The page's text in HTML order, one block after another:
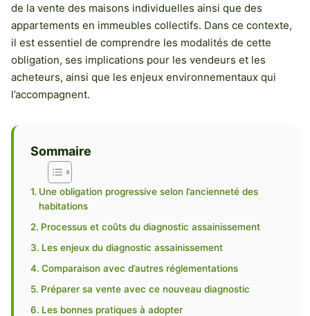
de la vente des maisons individuelles ainsi que des
appartements en immeubles collectifs. Dans ce contexte,
il est essentiel de comprendre les modalités de cette
obligation, ses implications pour les vendeurs et les
acheteurs, ainsi que les enjeux environnementaux qui
l’accompagnent.
Sommaire
Une obligation progressive selon l’ancienneté des
habitations
Processus et coûts du diagnostic assainissement
Les enjeux du diagnostic assainissement
Comparaison avec d’autres réglementations
Préparer sa vente avec ce nouveau diagnostic
Les bonnes pratiques à adopter